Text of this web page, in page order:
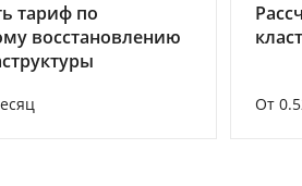
тариф по
восстановлению
От